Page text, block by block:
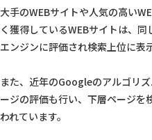
大手のWEBサイトや人気の高い
く獲得しているWEBサイトは、
エンジンに評価され検索上位に表
また、近年のGoogleのアルゴリ
ージの評価も行い、下層ページを
われています。